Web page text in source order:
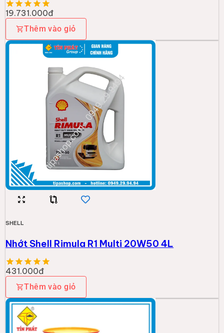
19.731.000đ
Thêm vào giỏ
SHELL
Nhớt Shell Rimula R1 Multi 20W50 4L
431.000đ
Thêm vào giỏ